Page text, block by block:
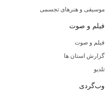
موسیقی و هنرهای تجسمی
فیلم و صوت
فیلم و صوت
گزارش استان ها
تلدیو
وب‌گردی